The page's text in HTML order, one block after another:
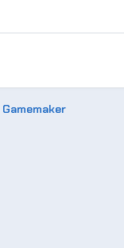
Gamemaker